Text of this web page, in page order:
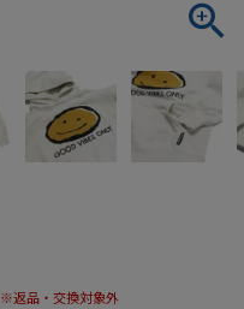
※返品・交換対象外